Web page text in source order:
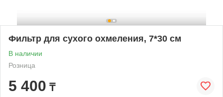
Фильтр для сухого охмеления, 7*30 см
В наличии
Розница
5 400 ₸